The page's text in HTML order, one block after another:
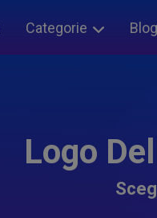
Categorie Blog
Logo